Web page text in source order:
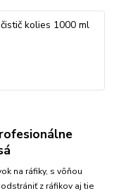
na ráfiky, s vôňou
z ráfikov aj tie